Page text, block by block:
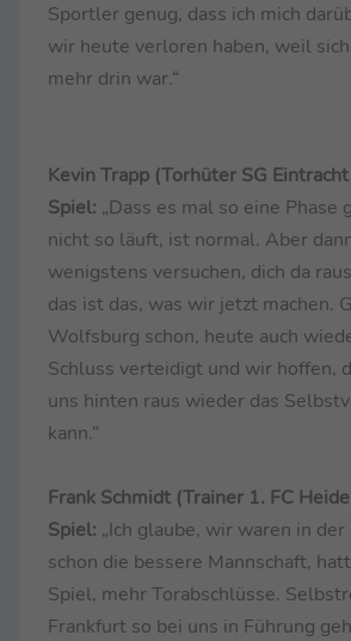
Sportler genug, dass ich mich
wir heute verloren haben, weil
mehr drin war.“
Kevin Trapp (Torhüter SG
Spiel: „Dass es mal so eine Phase
nicht so läuft, ist normal. Aber
wenigstens versuchen, dich da
das ist das, was wir jetzt machen.
Wolfsburg schon, heute auch
Schluss verteidigt und wir hoffen,
uns hinten raus wieder das
kann.“
Frank Schmidt (Trainer 1. FC
Spiel: „Ich glaube, wir waren in
schon die bessere Mannschaft,
Spiel, mehr Torabschlüsse.
Frankfurt so bei uns in Führung